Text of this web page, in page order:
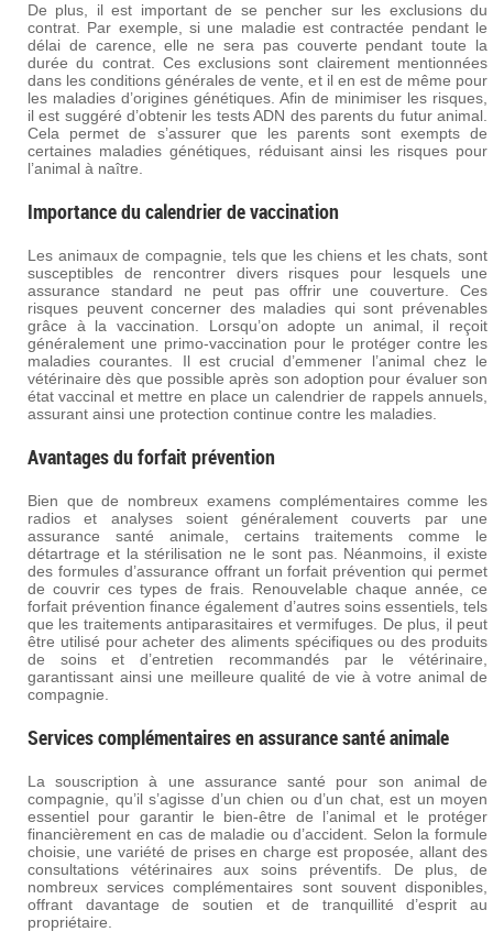
De plus, il est important de se pencher sur les exclusions du
contrat. Par exemple, si une maladie est contractée pendant le
délai de carence, elle ne sera pas couverte pendant toute la
durée du contrat. Ces exclusions sont clairement mentionnées
dans les conditions générales de vente, et il en est de même pour
les maladies d’origines génétiques. Afin de minimiser les risques,
il est suggéré d’obtenir les tests ADN des parents du futur animal.
Cela permet de s’assurer que les parents sont exempts de
certaines maladies génétiques, réduisant ainsi les risques pour
l’animal à naître.
Importance du calendrier de vaccination
Les animaux de compagnie, tels que les chiens et les chats, sont
susceptibles de rencontrer divers risques pour lesquels une
assurance standard ne peut pas offrir une couverture. Ces
risques peuvent concerner des maladies qui sont prévenables
grâce à la vaccination. Lorsqu’on adopte un animal, il reçoit
généralement une primo-vaccination pour le protéger contre les
maladies courantes. Il est crucial d’emmener l’animal chez le
vétérinaire dès que possible après son adoption pour évaluer son
état vaccinal et mettre en place un calendrier de rappels annuels,
assurant ainsi une protection continue contre les maladies.
Avantages du forfait prévention
Bien que de nombreux examens complémentaires comme les
radios et analyses soient généralement couverts par une
assurance santé animale, certains traitements comme le
détartrage et la stérilisation ne le sont pas. Néanmoins, il existe
des formules d’assurance offrant un forfait prévention qui permet
de couvrir ces types de frais. Renouvelable chaque année, ce
forfait prévention finance également d’autres soins essentiels, tels
que les traitements antiparasitaires et vermifuges. De plus, il peut
être utilisé pour acheter des aliments spécifiques ou des produits
de soins et d’entretien recommandés par le vétérinaire,
garantissant ainsi une meilleure qualité de vie à votre animal de
compagnie.
Services complémentaires en assurance santé animale
La souscription à une assurance santé pour son animal de
compagnie, qu’il s’agisse d’un chien ou d’un chat, est un moyen
essentiel pour garantir le bien-être de l’animal et le protéger
financièrement en cas de maladie ou d’accident. Selon la formule
choisie, une variété de prises en charge est proposée, allant des
consultations vétérinaires aux soins préventifs. De plus, de
nombreux services complémentaires sont souvent disponibles,
offrant davantage de soutien et de tranquillité d’esprit au
propriétaire.